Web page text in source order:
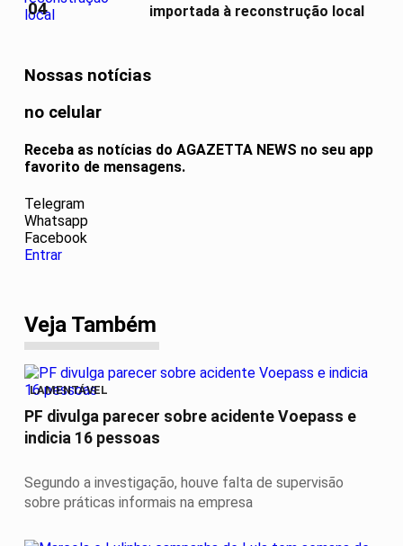
04
importada à reconstrução local
Nossas notícias
no celular
Receba as notícias do AGAZETTA NEWS no seu app
favorito de mensagens.
Telegram
Whatsapp
Facebook
Entrar
Veja Também
LAMENTÁVEL
PF divulga parecer sobre acidente Voepass e
indicia 16 pessoas
Segundo a investigação, houve falta de supervisão
sobre práticas informais na empresa